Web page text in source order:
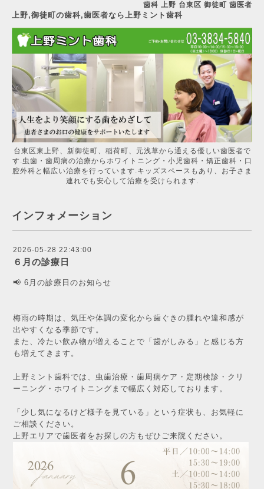
歯科 上野 台東区 御徒町 歯医者
上野,御徒町の歯科,歯医者なら上野ミント歯科
台東区東上野、新御徒町、稲荷町、元浅草から通える優しい歯医者で
す.虫歯・歯周病の治療からホワイトニング・小児歯科・矯正歯科・口
腔外科と幅広い治療を行っています.キッズスペースもあり、お子さま
連れでも安心して治療を受けられます.
インフォメーション
2026-05-28 22:43:00
６月の診療日
📢 6月の診療日のお知らせ
梅雨の時期は、気圧や体調の変化から歯ぐきの腫れや違和感が
出やすくなる季節です。
また、冷たい飲み物が増えることで「歯がしみる」と感じる方
も増えてきます。
上野ミント歯科では、虫歯治療・歯周病ケア・定期検診・クリ
ーニング・ホワイトニングまで幅広く対応しております。
「少し気になるけど様子を見ている」という症状も、お気軽に
ご相談ください。
上野エリアで歯医者をお探しの方もぜひご来院ください。